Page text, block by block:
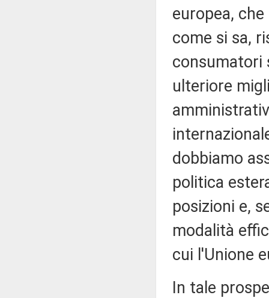
europea,
come si sa,
consumatori
ulteriore
dobbiamo
politica
posizioni e,
modalità
cui l'Unione
In tale